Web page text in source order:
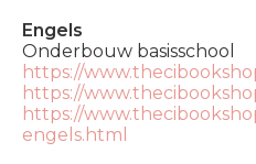
Engels
Onderbouw basisschool
https://
https://
https://
engels.html